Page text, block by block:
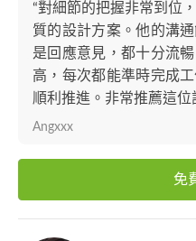
“對細節的把握非常到位
質的設計方案。他的溝
是回應意見，都十分流
高，每次都能準時完成
順利推進。非常推薦這位
Angxxx
免